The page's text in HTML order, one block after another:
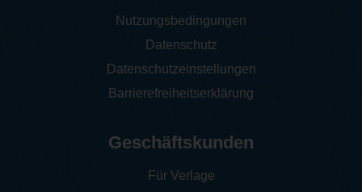
Nutzungsbedingungen
Datenschutz
Datenschutzeinstellungen
Barrierefreiheitserklärung
Geschäftskunden
Für Verlage